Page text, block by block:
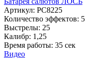
Артикул: РС8225
Количество эффектов: 5
Выстрелы: 25
Калибр: 1,25
Время работы: 35 сек
Видео